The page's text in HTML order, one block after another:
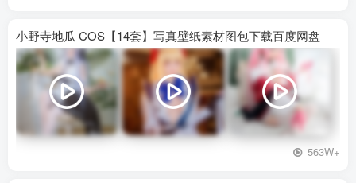
小野寺地瓜 COS【14套】写真壁纸素材图包下载百度网盘
563W+